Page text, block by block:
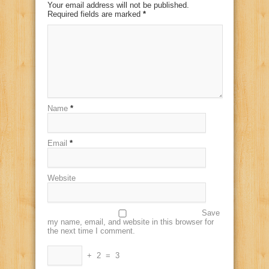
Your email address will not be published.
Required fields are marked *
Name *
Email *
Website
Save
my name, email, and website in this browser for
the next time I comment.
+ 2 = 3